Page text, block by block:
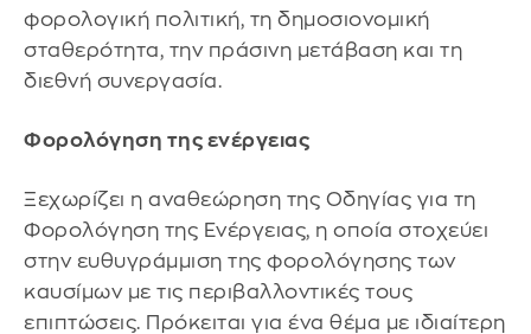
φορολογική πολιτική, τη δημοσιονομική
σταθερότητα, την πράσινη μετάβαση και τη
διεθνή συνεργασία.
Φορολόγηση της ενέργειας
Ξεχωρίζει η αναθεώρηση της Οδηγίας για τη
Φορολόγηση της Ενέργειας, η οποία στοχεύει
στην ευθυγράμμιση της φορολόγησης των
καυσίμων με τις περιβαλλοντικές τους
επιπτώσεις. Πρόκειται για ένα θέμα με ιδιαίτερη